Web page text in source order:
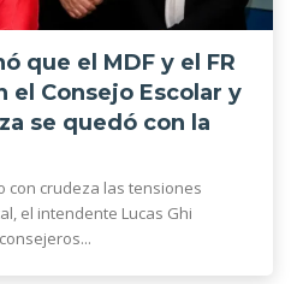
que el MDF y el FR
el Consejo Escolar y
se quedó con la
con crudeza las tensiones
el intendente Lucas Ghi